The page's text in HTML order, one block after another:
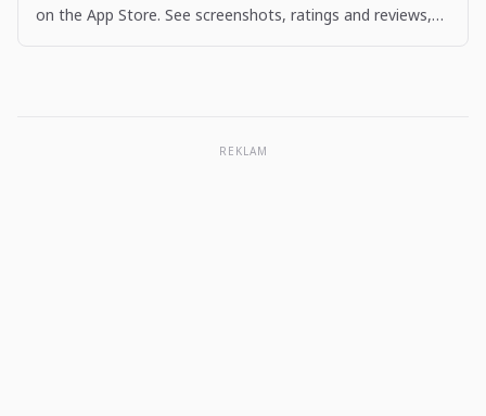
on the App Store. See screenshots, ratings and reviews,
REKLAM